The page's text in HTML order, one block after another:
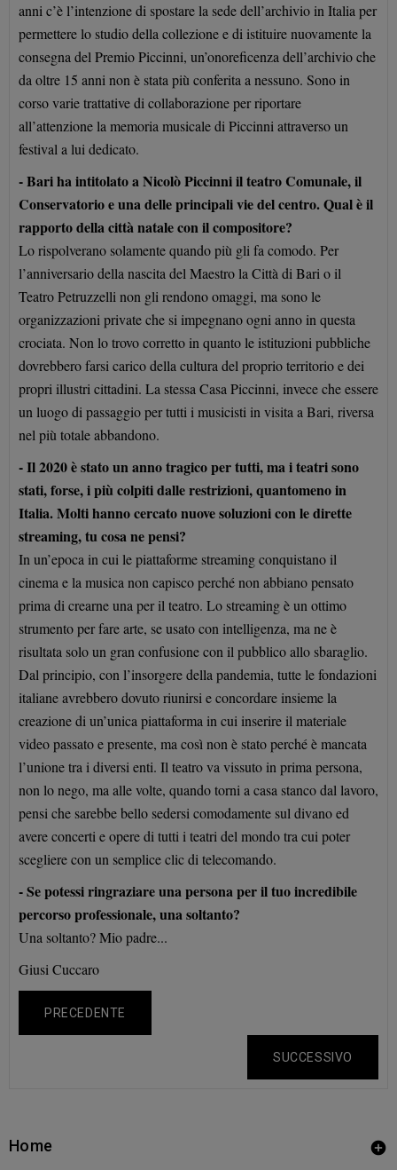
anni c’è l’intenzione di spostare la sede dell’archivio in Italia per
permettere lo studio della collezione e di istituire nuovamente la
consegna del Premio Piccinni, un’onoreficenza dell’archivio che
da oltre 15 anni non è stata più conferita a nessuno. Sono in
corso varie trattative di collaborazione per riportare
all’attenzione la memoria musicale di Piccinni attraverso un
festival a lui dedicato.
- Bari ha intitolato a Nicolò Piccinni il teatro Comunale, il
Conservatorio e una delle principali vie del centro. Qual è il
rapporto della città natale con il compositore?
Lo rispolverano solamente quando più gli fa comodo. Per
l’anniversario della nascita del Maestro la Città di Bari o il
Teatro Petruzzelli non gli rendono omaggi, ma sono le
organizzazioni private che si impegnano ogni anno in questa
crociata. Non lo trovo corretto in quanto le istituzioni pubbliche
dovrebbero farsi carico della cultura del proprio territorio e dei
propri illustri cittadini. La stessa Casa Piccinni, invece che essere
un luogo di passaggio per tutti i musicisti in visita a Bari, riversa
nel più totale abbandono.
- Il 2020 è stato un anno tragico per tutti, ma i teatri sono
stati, forse, i più colpiti dalle restrizioni, quantomeno in
Italia. Molti hanno cercato nuove soluzioni con le dirette
streaming, tu cosa ne pensi?
In un’epoca in cui le piattaforme streaming conquistano il
cinema e la musica non capisco perché non abbiano pensato
prima di crearne una per il teatro. Lo streaming è un ottimo
strumento per fare arte, se usato con intelligenza, ma ne è
risultata solo un gran confusione con il pubblico allo sbaraglio.
Dal principio, con l’insorgere della pandemia, tutte le fondazioni
italiane avrebbero dovuto riunirsi e concordare insieme la
creazione di un’unica piattaforma in cui inserire il materiale
video passato e presente, ma così non è stato perché è mancata
l’unione tra i diversi enti. Il teatro va vissuto in prima persona,
non lo nego, ma alle volte, quando torni a casa stanco dal lavoro,
pensi che sarebbe bello sedersi comodamente sul divano ed
avere concerti e opere di tutti i teatri del mondo tra cui poter
scegliere con un semplice clic di telecomando.
- Se potessi ringraziare una persona per il tuo incredibile
percorso professionale, una soltanto?
Una soltanto? Mio padre...
Giusi Cuccaro
PRECEDENTE
SUCCESSIVO
Home 